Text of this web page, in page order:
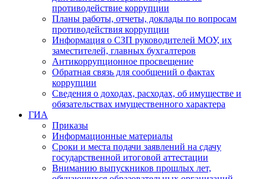
противодействие коррупции
Планы работы, отчеты, доклады по вопросам
противодействия коррупции
Информация о СЗП руководителей МОУ, их
заместителей, главных бухгалтеров
Антикоррупционное просвещение
Обратная связь для сообщений о фактах
коррупции
Сведения о доходах, расходах, об имуществе и
обязательствах имущественного характера
ГИА
Приказы
Информационные материалы
Сроки и места подачи заявлений на сдачу
государственной итоговой аттестации
Вниманию выпускников прошлых лет,